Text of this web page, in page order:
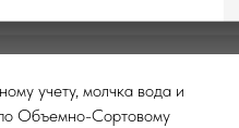
учету, молчка вода и
Объемно-Сортовому